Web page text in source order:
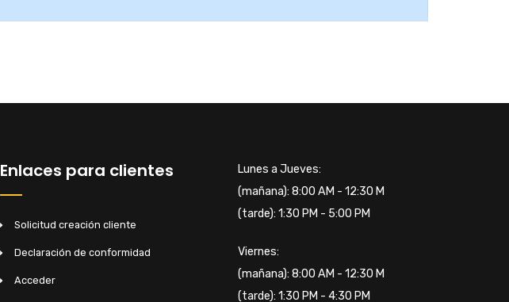
Enlaces para clientes
Solicitud creación cliente
Declaración de conformidad
Acceder
Lunes a Jueves:
(mañana): 8:00 AM - 12:30 M
(tarde): 1:30 PM - 5:00 PM
Viernes:
(mañana): 8:00 AM - 12:30 M
(tarde): 1:30 PM - 4:30 PM